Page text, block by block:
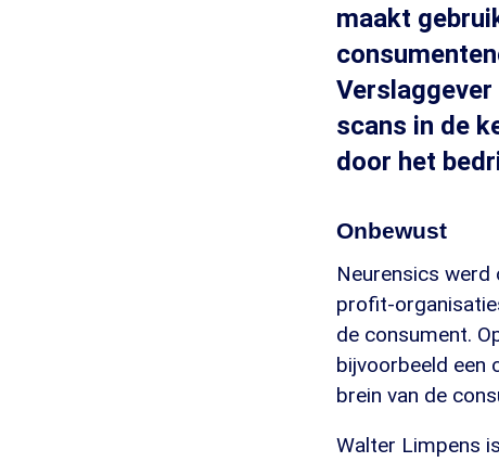
maakt
scans in de
door het
Onbewust
Neurensics
profit-
de consument.
bijvoorbeeld een
brein van de
Walter Limpens